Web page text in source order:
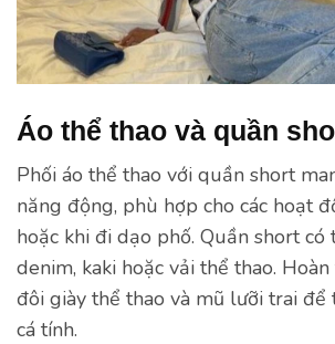
Áo thể thao và quần
Phối áo thể thao với quần short
năng động, phù hợp cho các hoạt
hoặc khi đi dạo phố. Quần short
denim, kaki hoặc vải thể thao.
đôi giày thể thao và mũ lưỡi trai
cá tính.